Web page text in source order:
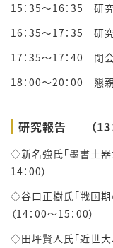
15：35～16：35 研
16：35～17：35 研
17：35～17：40 閉
18：00～20：00 懇
研究報告 （13
◇新名強氏「墨書土器
14：00）
◇谷口正樹氏「戦国期
（14：00～15：00）
◇田坪賢人氏「近世大